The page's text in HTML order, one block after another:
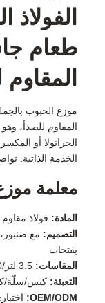
طعام
موزع الحبوب
المقاوم للصدأ،
الجرانولا أو
الخدمة الذاتية.
معلمة
المادة: فولاذ
التصميم: مع
بفتحات
المقاسات: 3.5 لتر/7.0 لتر/10 لتر
التعبئة: كيس/سلّة/
OEM/ODM: